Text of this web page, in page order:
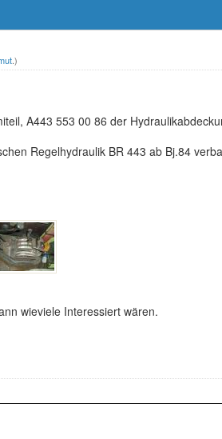
.)
A443 553 00 86 der
Regelhydraulik BR 443 ab Bj.84
wieviele Interessiert wären.